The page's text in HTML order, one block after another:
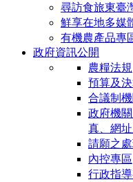
尋訪食旅東臺
鮮享在地多媒
有機農產品專
政府資訊公開
農糧法規
預算及
合議制
政府機
真、網
請願之
內控專區
行政指